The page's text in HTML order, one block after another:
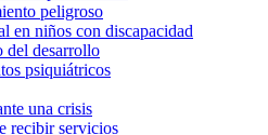
peligroso
en niños con discapacidad
del desarrollo
psiquiátricos
una crisis
recibir servicios